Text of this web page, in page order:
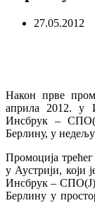
27.05.2012
Након прве
априла 2012. у
Инсбрук –
Берлину, у
Промоција
у Аустрији, који
Инсбрук –
Берлину у